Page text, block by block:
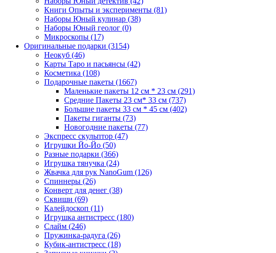
Книги Опыты и эксперименты (81)
Наборы Юный кулинар (38)
Наборы Юный геолог (0)
Микроскопы (17)
Оригинальные подарки (3154)
Неокуб (46)
Карты Таро и пасьянсы (42)
Косметика (108)
Подарочные пакеты (1667)
Маленькие пакеты 12 см * 23 см (291)
Средние Пакеты 23 см* 33 см (737)
Большие пакеты 33 см * 45 см (402)
Пакеты гиганты (73)
Новогодние пакеты (77)
Экспресс скульптор (47)
Игрушки Йо-Йо (50)
Разные подарки (366)
Игрушка тянучка (24)
Жвачка для рук NanoGum (126)
Спиннеры (26)
Конверт для денег (38)
Сквиши (69)
Калейдоскоп (11)
Игрушка антистресс (180)
Слайм (246)
Пружинка-радуга (26)
Кубик-антистресс (18)